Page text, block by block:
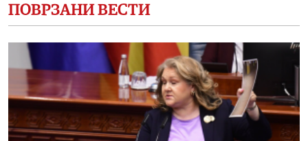
ПОВРЗАНИ ВЕСТИ